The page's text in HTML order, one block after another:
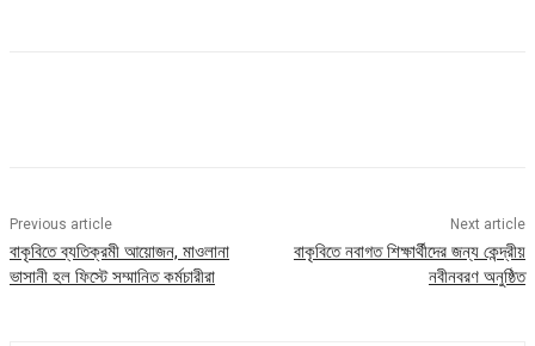
Previous article
বাকৃবিতে ব্যতিক্রমী আয়োজন, মাওলানা
ভাসানী হল ফিস্টে সম্মানিত কর্মচারীরা
Next article
বাকৃবিতে নবাগত শিক্ষার্থীদের জন্য কেন্দ্রীয়
নবীনবরণ অনুষ্ঠিত